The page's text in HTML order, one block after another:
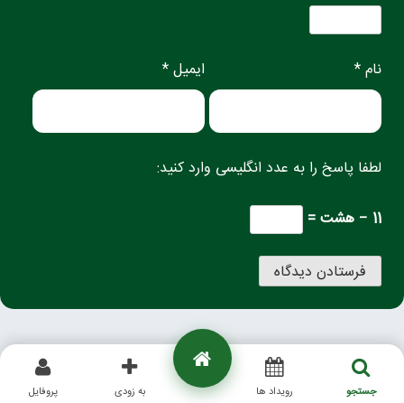
نام * ایمیل *
لطفا پاسخ را به عدد انگلیسی وارد کنید:
11 − هشت =
جستجو رویداد ها به زودی پروفایل